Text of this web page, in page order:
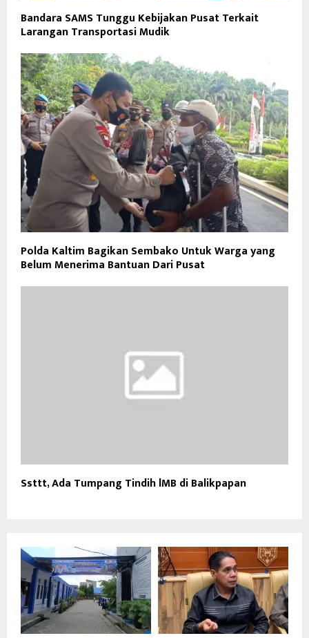
Bandara SAMS Tunggu Kebijakan Pusat Terkait
Larangan Transportasi Mudik
Polda Kaltim Bagikan Sembako Untuk Warga yang
Belum Menerima Bantuan Dari Pusat
Ssttt, Ada Tumpang Tindih lMB di Balikpapan